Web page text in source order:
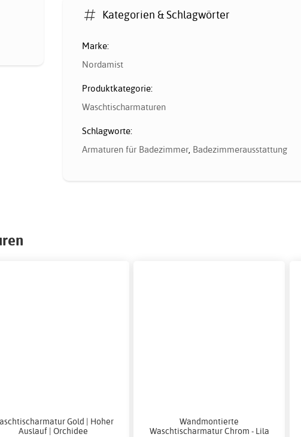
Kategorien & Schlagwörter
Marke:
Nordamist
Produktkategorie:
Waschtischarmaturen
Schlagworte:
Armaturen für Badezimmer, Badezimmerausstattung
Gold | Hoher
Auslauf | Orchidee
Wandmontierte
Waschtischarmatur Chrom - Lila